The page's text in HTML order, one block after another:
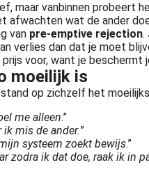
maar vanbinnen probeert
afwachten wat de ander
van pre-emptive rejection.
verlies dan dat je moet
voor, want je
moeilijk is
op zichzelf het
me alleen.”
ik mis de ander.”
systeem zoekt bewijs.”
zodra ik dat doe, raak ik in